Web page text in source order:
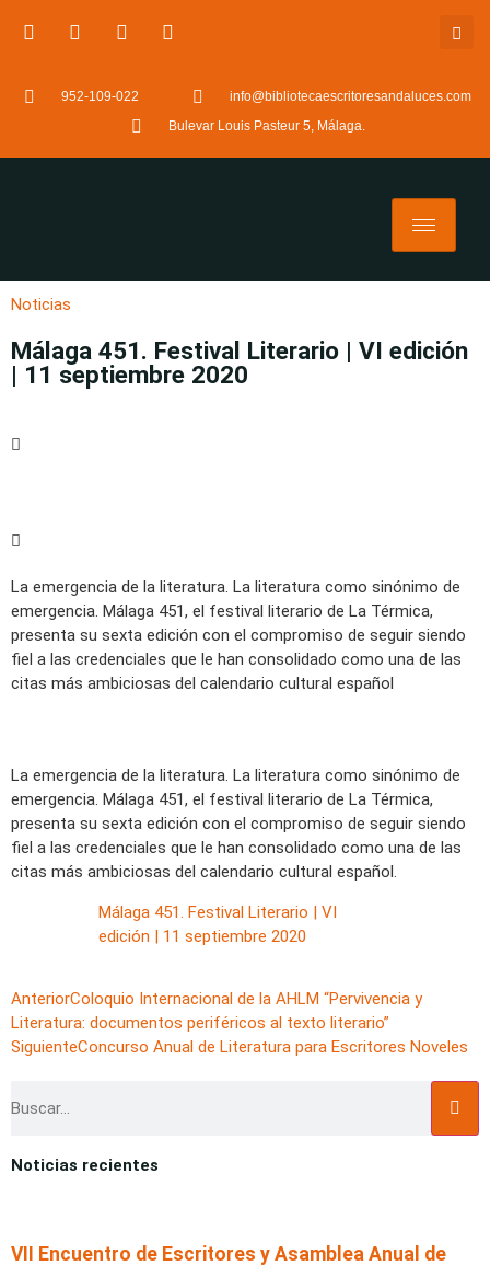
952-109-022
info@bibliotecaescritoresandaluces.com
Bulevar Louis Pasteur 5, Málaga.
Noticias
Málaga 451. Festival Literario | VI edición
| 11 septiembre 2020
La emergencia de la literatura. La literatura como sinónimo de
emergencia. Málaga 451, el festival literario de La Térmica,
presenta su sexta edición con el compromiso de seguir siendo
fiel a las credenciales que le han consolidado como una de las
citas más ambiciosas del calendario cultural español
La emergencia de la literatura. La literatura como sinónimo de
emergencia. Málaga 451, el festival literario de La Térmica,
presenta su sexta edición con el compromiso de seguir siendo
fiel a las credenciales que le han consolidado como una de las
citas más ambiciosas del calendario cultural español.
Málaga 451. Festival Literario | VI
edición | 11 septiembre 2020
AnteriorColoquio Internacional de la AHLM “Pervivencia y
Literatura: documentos periféricos al texto literario”
SiguienteConcurso Anual de Literatura para Escritores Noveles
Noticias recientes
VII Encuentro de Escritores y Asamblea Anual de